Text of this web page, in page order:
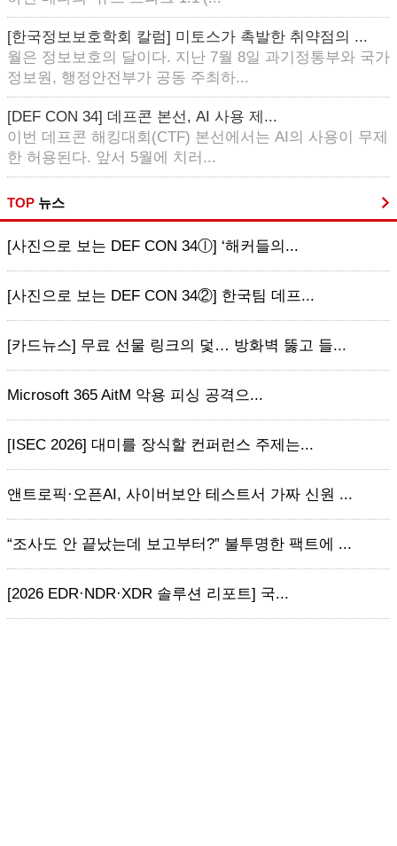
[한국정보보호학회 칼럼] 미토스가 촉발한 취약점의 ...
월은 정보보호의 달이다. 지난 7월 8일 과기정통부와 국가
정보원, 행정안전부가 공동 주최하...
[DEF CON 34] 데프콘 본선, AI 사용 제...
이번 데프콘 해킹대회(CTF) 본선에서는 AI의 사용이 무제
한 허용된다. 앞서 5월에 치러...
TOP 뉴스
[사진으로 보는 DEF CON 34ⓛ] ‘해커들의...
[사진으로 보는 DEF CON 34②] 한국팀 데프...
[카드뉴스] 무료 선물 링크의 덫… 방화벽 뚫고 들...
Microsoft 365 AitM 악용 피싱 공격으...
[ISEC 2026] 대미를 장식할 컨퍼런스 주제는...
앤트로픽·오픈AI, 사이버보안 테스트서 가짜 신원 ...
“조사도 안 끝났는데 보고부터?” 불투명한 팩트에 ...
[2026 EDR·NDR·XDR 솔루션 리포트] 국...